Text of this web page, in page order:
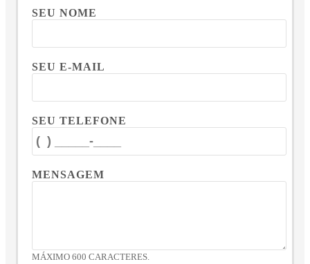
SEU NOME
SEU E-MAIL
SEU TELEFONE
MENSAGEM
MÁXIMO 600 CARACTERES.